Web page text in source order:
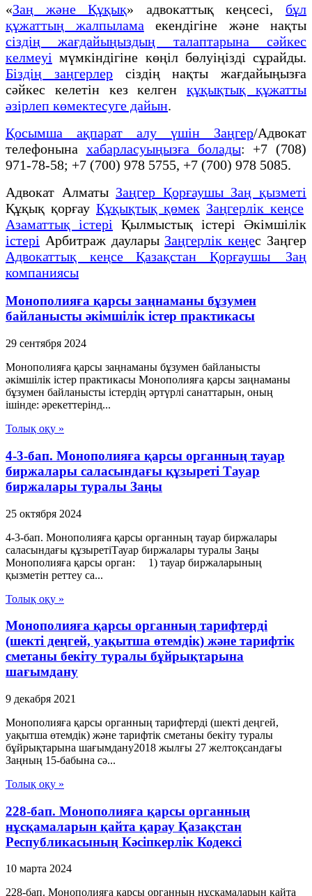
«Заң және Құқық» адвокаттық кеңсесі, бұл
құжаттың жалпылама екендігіне және нақты
сіздің жағдайыңыздың талаптарына сәйкес
келмеуі мүмкіндігіне көңіл бөлуіңізді сұрайды.
Біздің заңгерлерсіздің нақты жағдайыңызға
сәйкес келетін кез келгенқұқықтық құжатты
әзірлеп көмектесуге дайын.
Қосымша ақпарат алу үшін Заңгер/Адвокат
телефонына хабарласуыңызға болады: +7 (708)
971-78-58; +7 (700) 978 5755, +7 (700) 978 5085.
Адвокат Алматы Заңгер Қорғаушы Заң қызметі
Құқық қорғау Құқықтық қөмек Заңгерлік кеңсе
Азаматтық істері Қылмыстық істері Әкімшілік
істері Арбитраж даулары Заңгерлік кеңес Заңгер
Адвокаттық кеңсе Қазақстан Қорғаушы Заң
компаниясы
Монополияға қарсы заңнаманы бұзумен
байланысты әкімшілік істер практикасы
29 сентября 2024
Монополияға қарсы заңнаманы бұзумен байланысты
әкімшілік істер практикасы Монополияға қарсы заңнаманы
бұзумен байланысты істердің әртүрлі санаттарын, оның
ішінде: әрекеттерінд...
Толық оқу »
4-3-бап. Монополияға қарсы органның тауар
биржалары саласындағы құзыреті Тауар
биржалары туралы Заңы
25 октября 2024
4-3-бап. Монополияға қарсы органның тауар биржалары
саласындағы құзыретіТауар биржалары туралы Заңы
Монополияға қарсы орган: 1) тауар биржаларының
қызметін реттеу са...
Толық оқу »
Монополияға қарсы органның тарифтерді
(шекті деңгей, уақытша өтемдік) және тарифтік
сметаны бекіту туралы бұйрықтарына
шағымдану
9 декабря 2021
Монополияға қарсы органның тарифтерді (шекті деңгей,
уақытша өтемдік) және тарифтік сметаны бекіту туралы
бұйрықтарына шағымдану2018 жылғы 27 желтоқсандағы
Заңның 15-бабына сә...
Толық оқу »
228-бап. Монополияға қарсы органның
нұсқамаларын қайта қарау Қазақстан
Республикасының Кәсіпкерлік Кодексі
10 марта 2024
228-бап. Монополияға қарсы органның нұсқамаларын қайта